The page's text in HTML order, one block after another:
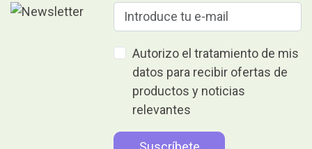
Autorizo el tratamiento de mis
datos para recibir ofertas de
productos y noticias
relevantes